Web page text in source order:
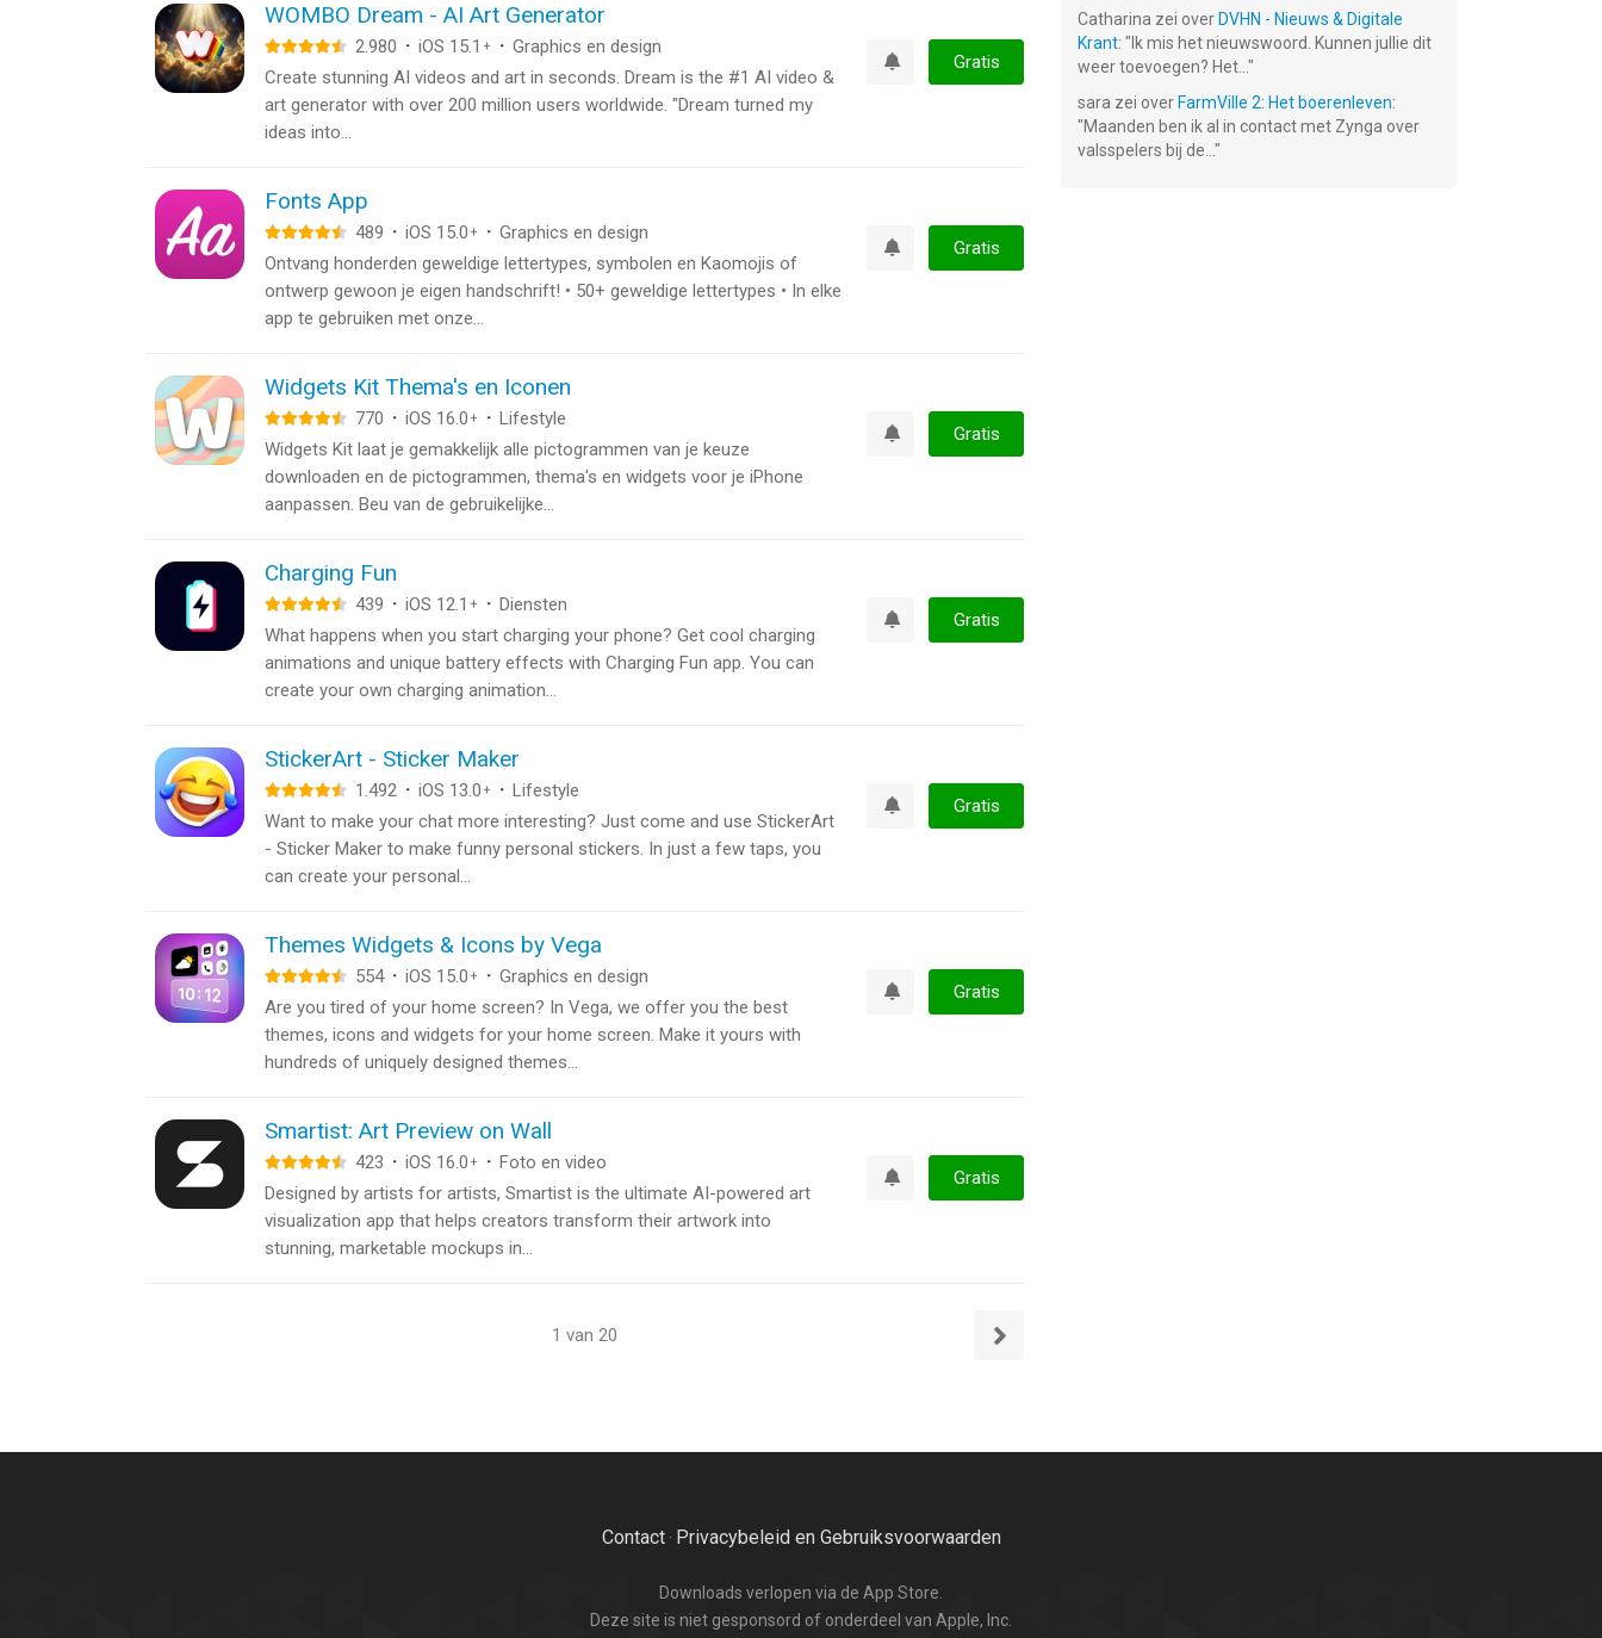
WOMBO Dream - AI Art Generator
2.980 · iOS 15.1 + · Graphics en design
Create stunning AI videos and art in seconds. Dream is the #1 AI video &
art generator with over 200 million users worldwide. "Dream turned my
ideas into...
Gratis
Fonts App
489 · iOS 15.0 + · Graphics en design
Ontvang honderden geweldige lettertypes, symbolen en Kaomojis of
ontwerp gewoon je eigen handschrift! • 50+ geweldige lettertypes • In elke
app te gebruiken met onze...
Gratis
Widgets Kit Thema's en Iconen
770 · iOS 16.0 + · Lifestyle
Widgets Kit laat je gemakkelijk alle pictogrammen van je keuze
downloaden en de pictogrammen, thema's en widgets voor je iPhone
aanpassen. Beu van de gebruikelijke...
Gratis
Charging Fun
439 · iOS 12.1 + · Diensten
What happens when you start charging your phone? Get cool charging
animations and unique battery effects with Charging Fun app. You can
create your own charging animation...
Gratis
StickerArt - Sticker Maker
1.492 · iOS 13.0 + · Lifestyle
Want to make your chat more interesting? Just come and use StickerArt
- Sticker Maker to make funny personal stickers. In just a few taps, you
can create your personal...
Gratis
Themes Widgets & Icons by Vega
554 · iOS 15.0 + · Graphics en design
Are you tired of your home screen? In Vega, we offer you the best
themes, icons and widgets for your home screen. Make it yours with
hundreds of uniquely designed themes...
Gratis
Smartist: Art Preview on Wall
423 · iOS 16.0 + · Foto en video
Designed by artists for artists, Smartist is the ultimate AI-powered art
visualization app that helps creators transform their artwork into
stunning, marketable mockups in...
Gratis
1 van 20
Catharina zei over DVHN - Nieuws & Digitale
Krant: " Ik mis het nieuwswoord. Kunnen jullie dit
weer toevoegen? Het... "
sara zei over FarmVille 2: Het boerenleven:
"Maanden ben ik al in contact met Zynga over
valsspelers bij de... "
Contact· Privacybeleid en Gebruiksvoorwaarden
Downloads verlopen via de App Store.
Deze site is niet gesponsord of onderdeel van Apple, Inc.